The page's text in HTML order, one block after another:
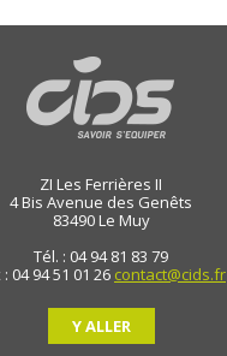
ZI Les Ferrières II
4 Bis Avenue des Genêts
83490Le Muy
Tél. : 04 94 81 83 79
: 04 94 51 01 26 contact@cids.fr
Y ALLER